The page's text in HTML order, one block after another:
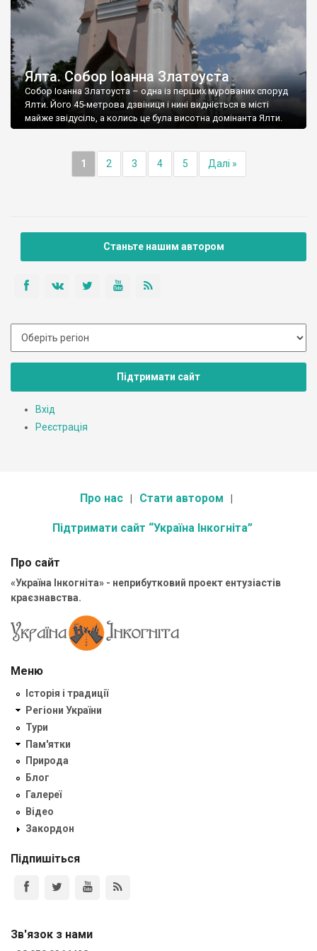
Ялта. Собор Іоанна Златоуста
Собор Іоанна Златоуста – одна із перших мурованих споруд
Ялти. Його 45-метрова дзвіниця і нині видніється в місті
майже звідусіль, а колись це була висотна домінанта Ялти.
1 2 3 4 5 Далі »
Станьте нашим автором
Підтримати сайт
Вхід
Реєстрація
Про нас Стати автором
Підтримати сайт “Україна Інкогніта”
Про сайт
«Україна Інкогніта» - неприбутковий проект ентузіастів
краєзнавства.
Меню
Історія і традиції
Регіони України
Тури
Пам'ятки
Природа
Блог
Галереї
Відео
Закордон
Підпишіться
Зв'язок з нами